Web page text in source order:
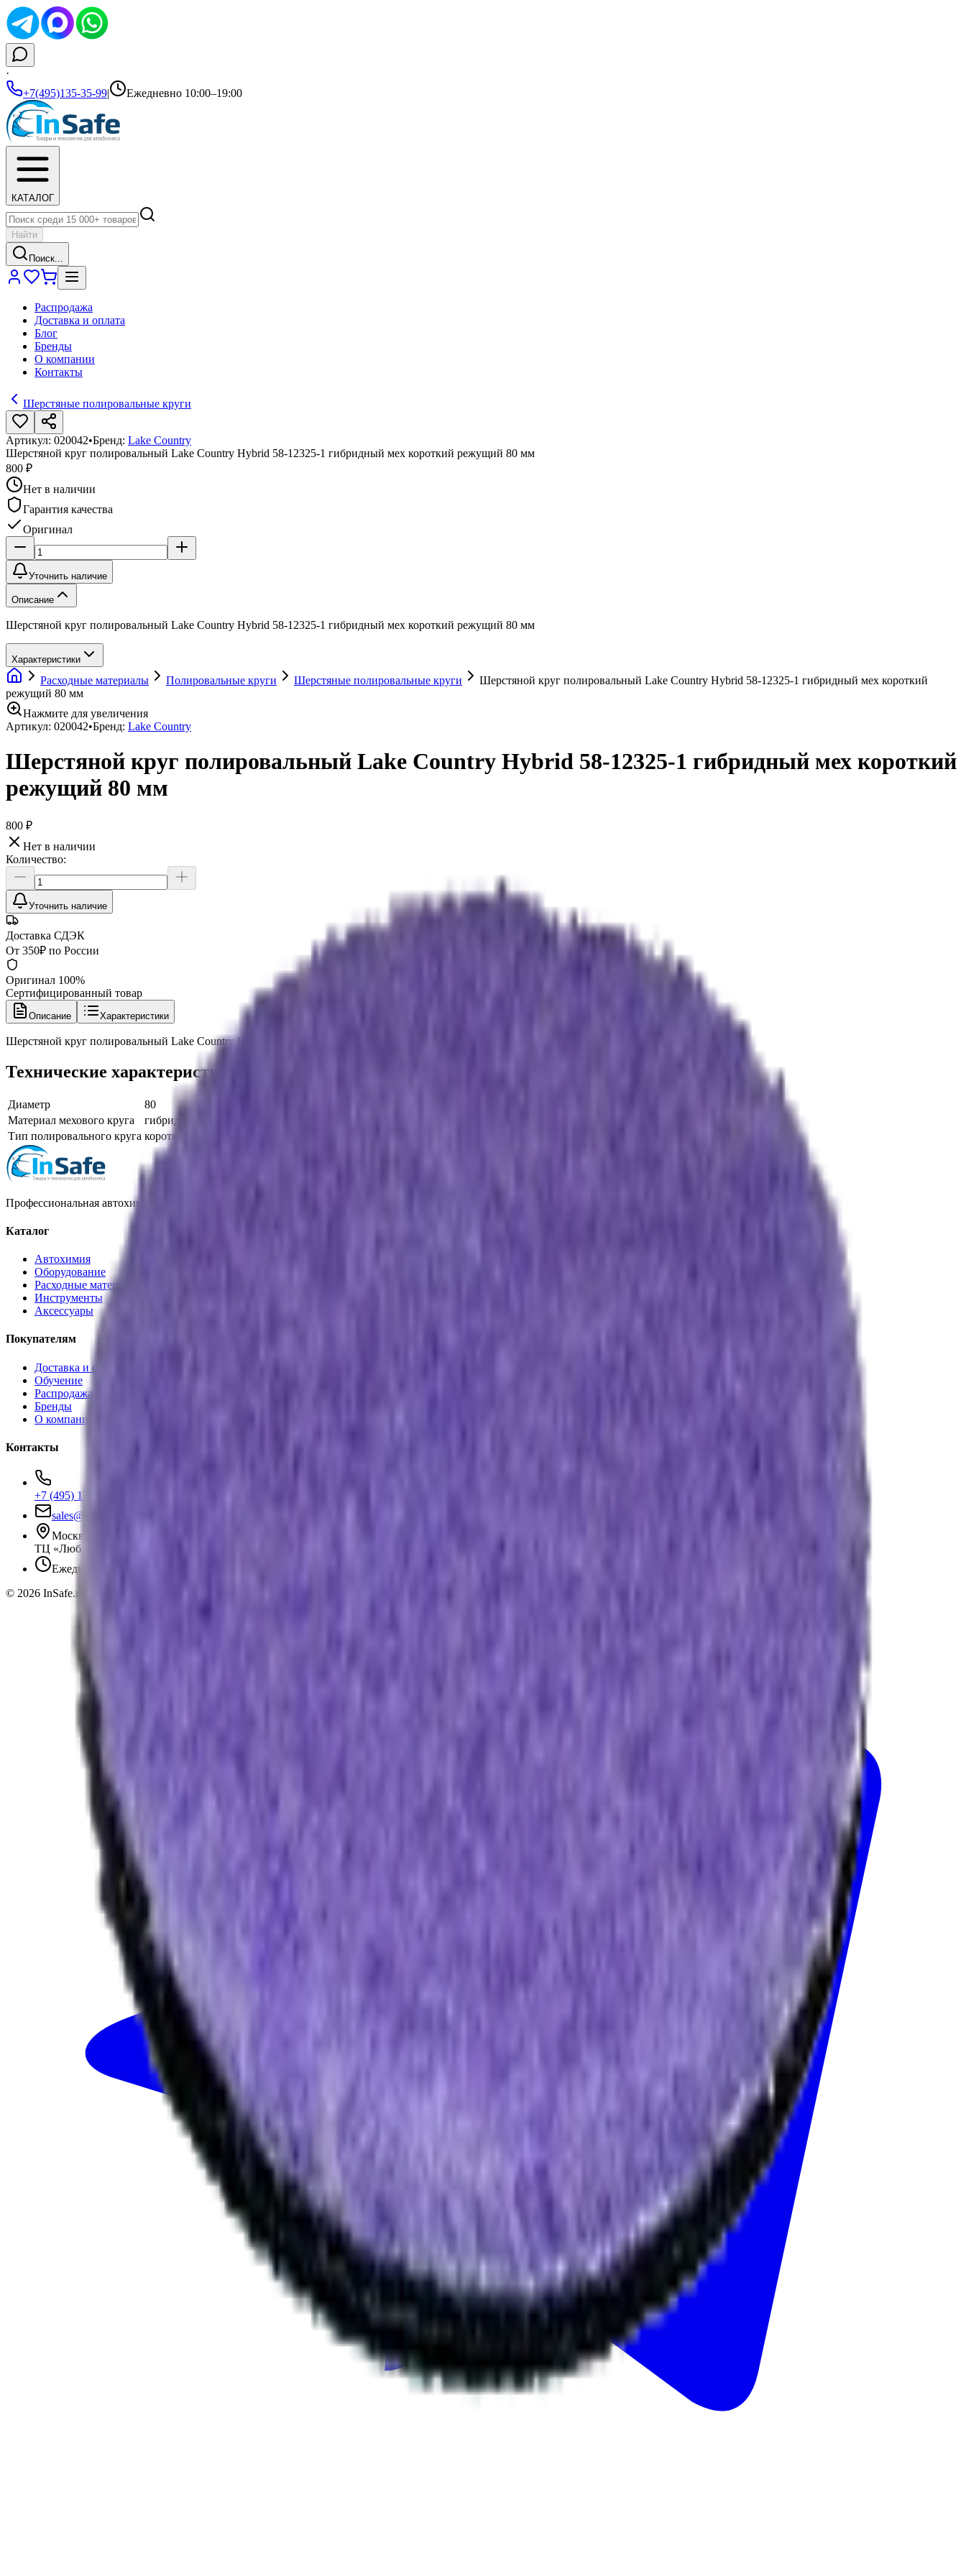
·
+7(495)135-35-99| Ежедневно 10:00–19:00
КАТАЛОГ
Найти
Поиск...
Распродажа
Доставка и оплата
Блог
Бренды
О компании
Контакты
Шерстяные полировальные круги
Артикул: 020042•Бренд: Lake Country
Шерстяной круг полировальный Lake Country Hybrid 58-12325-1 гибридный мех короткий режущий 80 мм
800 ₽
Нет в наличии
Гарантия качества
Оригинал
Уточнить наличие
Описание
Шерстяной круг полировальный Lake Country Hybrid 58-12325-1 гибридный мех короткий режущий 80 мм
Характеристики
Расходные материалы Полировальные круги Шерстяные полировальные круги
Шерстяной круг полировальный Lake Country Hybrid 58-12325-1 гибридный мех короткий
режущий 80 мм
Нажмите для увеличения
Артикул: 020042•Бренд: Lake Country
Шерстяной круг полировальный Lake Country Hybrid 58-12325-1 гибридный мех короткий
режущий 80 мм
800 ₽
Нет в наличии
Количество:
Уточнить наличие
Доставка СДЭК
От 350₽ по России
Оригинал 100%
Сертифицированный товар
Описание Характеристики
Шерстяной круг полировальный Lake Country Hybrid 58-12325-1 гибридный мех короткий режущий 80 мм
Технические характеристики
Диаметр
80
Материал мехового круга
гибридный мех
Тип полировального круга короткий (стриженый) мех
Профессиональная автохимия, оборудование и расходные материалы для детейлинга.
Каталог
Автохимия
Оборудование
Расходные материалы
Инструменты
Аксессуары
Покупателям
Доставка и оплата
Обучение
Распродажа
Бренды
О компании
Контакты
+7 (495) 135-35-99
sales@insafe.ru
Москва, Люблинская ул., 153.
ТЦ «Люблю Молл», -1 уровень
Ежедневно 10:00 — 19:00
© 2026 InSafe.ru — Товары и технологии для автобизнеса